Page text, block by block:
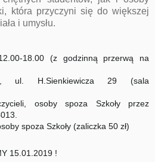
która przyczyni się do większej
i umysłu.
18.00 (z godzinną przerwą na
ul. H.Sienkiewicza 29 (sala
osoby spoza Szkoły przez
spoza Szkoły (zaliczka 50 zł)
15.01.2019 !